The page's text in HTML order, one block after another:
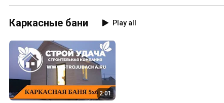
Каркасные бани Play all
2:01